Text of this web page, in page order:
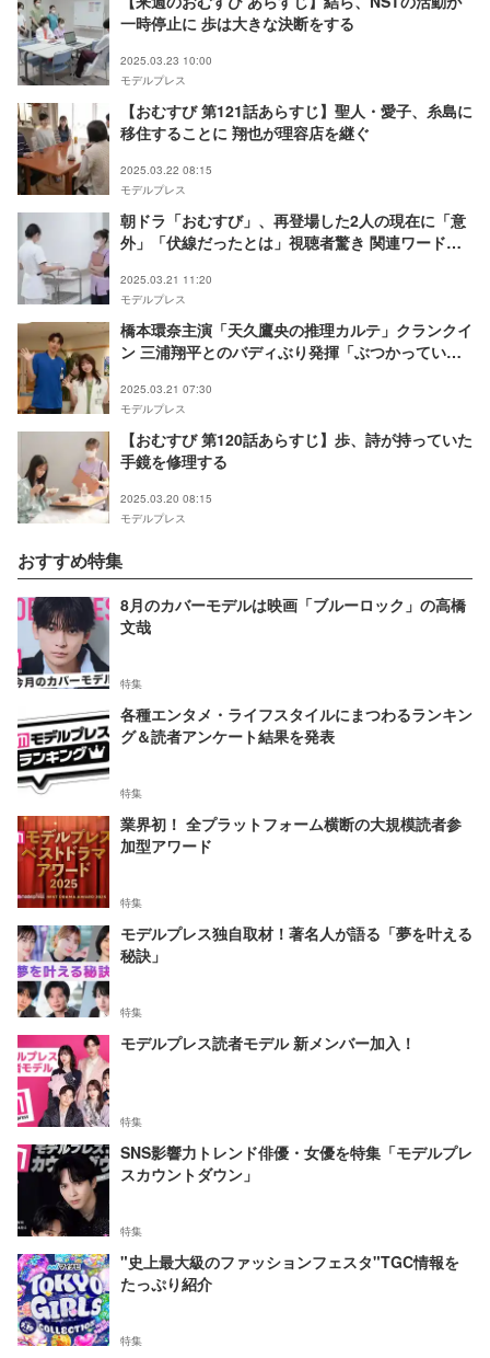
一時停止に 歩は大きな決断をする
2025.03.23 10:00
モデルプレス
【おむすび 第121話あらすじ】聖人・愛子、糸島に
移住することに 翔也が理容店を継ぐ
2025.03.22 08:15
モデルプレス
朝ドラ「おむすび」、再登場した2人の現在に「意
外」「伏線だったとは」視聴者驚き 関連ワード
2025.03.21 11:20
モデルプレス
橋本環奈主演「天久鷹央の推理カルテ」クランクイ
ン 三浦翔平とのバディぶり発揮「ぶつかっていけ
2025.03.21 07:30
モデルプレス
【おむすび 第120話あらすじ】歩、詩が持っていた
手鏡を修理する
2025.03.20 08:15
モデルプレス
おすすめ特集
8月のカバーモデルは映画「ブルーロック」の高橋
文哉
特集
各種エンタメ・ライフスタイルにまつわるランキン
グ＆読者アンケート結果を発表
特集
業界初！ 全プラットフォーム横断の大規模読者参
加型アワード
特集
モデルプレス独自取材！著名人が語る「夢を叶える
秘訣」
特集
モデルプレス読者モデル 新メンバー加入！
特集
SNS影響力トレンド俳優・女優を特集「モデルプレ
スカウントダウン」
特集
"史上最大級のファッションフェスタ"TGC情報を
たっぷり紹介
特集